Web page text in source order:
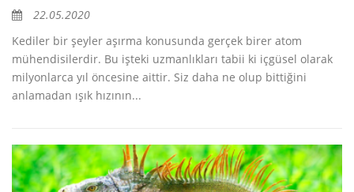
22.05.2020
Kediler bir şeyler aşırma konusunda gerçek birer atom
mühendisilerdir. Bu işteki uzmanlıkları tabii ki içgüsel olarak
milyonlarca yıl öncesine aittir. Siz daha ne olup bittiğini
anlamadan ışık hızının...